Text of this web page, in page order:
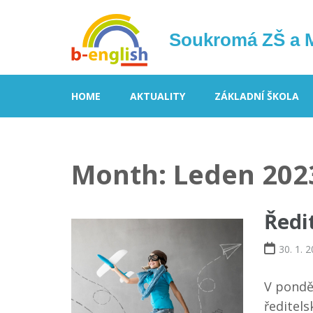
Soukromá ZŠ a
HOME AKTUALITY ZÁKLADNÍ ŠKOLA
Month: Leden
30. 1.
V